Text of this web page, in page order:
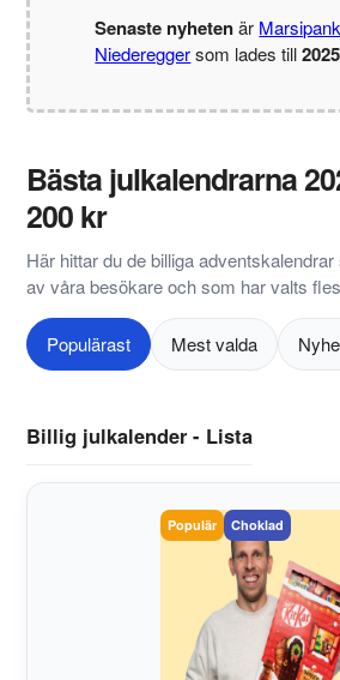
Senaste nyhetenär
Niedereggersom lades till
Bästa julkalendrarna
200 kr
Här hittar du de billiga
av våra besökare och som har valts
Populärast Mest valda
Billig julkalender - Lista
Populär Choklad